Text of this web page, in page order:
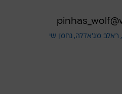
ראלב מג'אדלה נחמן שי